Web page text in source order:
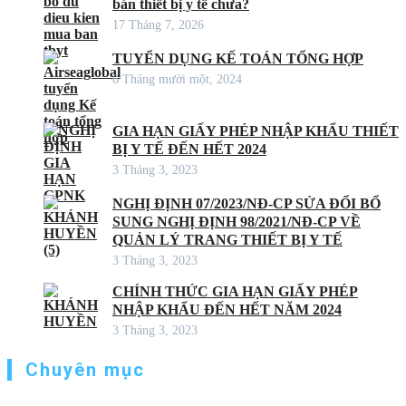
bán thiết bị y tế chưa?
17 Tháng 7, 2026
TUYỂN DỤNG KẾ TOÁN TỔNG HỢP
6 Tháng mười một, 2024
GIA HẠN GIẤY PHÉP NHẬP KHẨU THIẾT
BỊ Y TẾ ĐẾN HẾT 2024
3 Tháng 3, 2023
NGHỊ ĐỊNH 07/2023/NĐ-CP SỬA ĐỔI BỔ
SUNG NGHỊ ĐỊNH 98/2021/NĐ-CP VỀ
QUẢN LÝ TRANG THIẾT BỊ Y TẾ
3 Tháng 3, 2023
CHÍNH THỨC GIA HẠN GIẤY PHÉP
NHẬP KHẨU ĐẾN HẾT NĂM 2024
3 Tháng 3, 2023
Chuyên mục